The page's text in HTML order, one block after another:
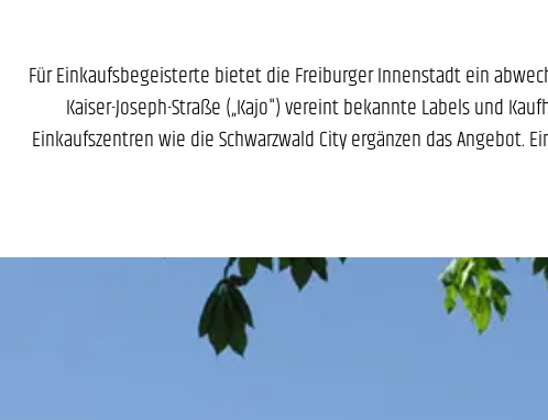
Für Einkaufsbegeisterte bietet die Freiburger Innenstadt ein
Kaiser-Joseph-Straße („Kajo") vereint bekannte Labels und
Einkaufszentren wie die Schwarzwald City ergänzen das